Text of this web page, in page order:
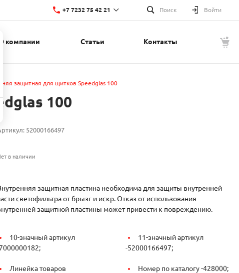
+7 7232 75 42 21
+7 7232 75 42 21
Поиск Войти
О компании Статьи Контакты
защитная для щитков Speedglas 100
100
52000166497
в наличии
защитная пластина необходима для защиты внутренней
светофильтра от брызг и искр. Отказ от использования
защитной пластины может привести к повреждению.
10-значный артикул
11-значный артикул
-52000166497;
Линейка товаров
Номер по каталогу -428000;